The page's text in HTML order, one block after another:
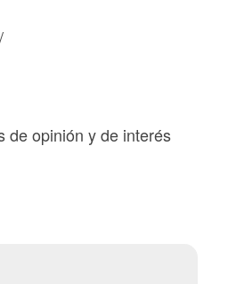
de opinión y de interés